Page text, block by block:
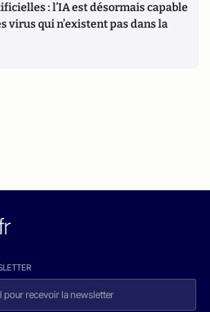
: l’IA est désormais capable
virus qui n’existent pas dans la